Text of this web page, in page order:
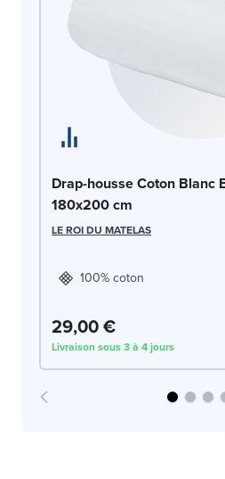
Drap-housse Coton Blanc
180x200 cm
LE ROI DU MATELAS
100% coton
29,00 €
Livraison sous 3 à 4 jours